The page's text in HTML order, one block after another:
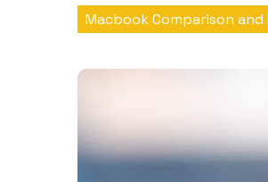
Macbook Comparison and